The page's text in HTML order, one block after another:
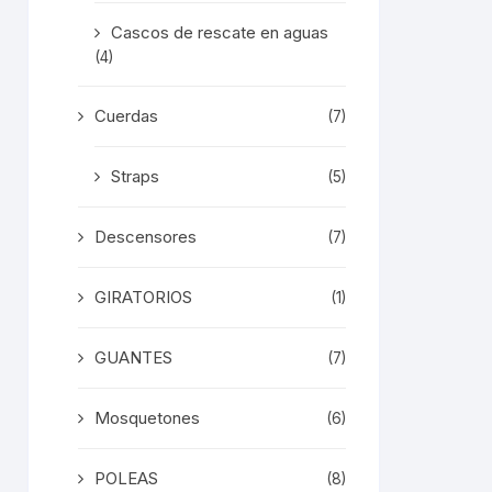
Cascos de rescate en aguas
(4)
Cuerdas (7)
Straps (5)
Descensores (7)
GIRATORIOS (1)
GUANTES (7)
Mosquetones (6)
POLEAS (8)